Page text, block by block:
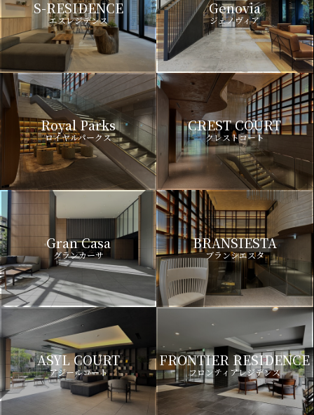
S-RESIDENCE
エスレジデンス
Genovia
ジェノヴィア
Royal Parks
ロイヤルパークス
CREST COURT
クレストコート
Gran Casa
グランカーサ
BRANSIESTA
ブランシエスタ
ASYL COURT
アジールコート
FRONTIER RESIDENCE
フロンティアレジデンス